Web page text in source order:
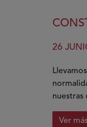
26
nuestras
Ver